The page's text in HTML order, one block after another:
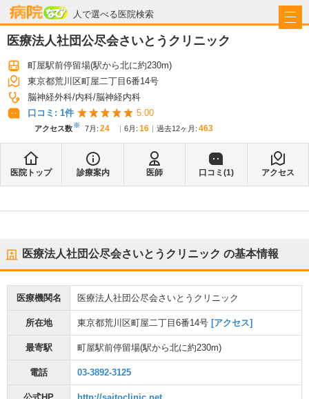
人で選べる医院検索
病院なび
医療法人社団公尽会さいとうクリニック
町屋駅前停留場(駅から北に約230m)
東京都荒川区町屋二丁目6番14号
脳神経外科 内科 脳神経内科
口コミ: 1件 5.00
アクセス数※ 7月 : 24 6月 : 16 過去12ヶ月: 463
医院トップ 診療案内 医師 口コミ(1) アクセス
医療法人社団公尽会さいとうクリニック の基本情報
医療機関名 医療法人社団公尽会さいとうクリニック
所在地 東京都荒川区町屋二丁目6番14号 [アクセス]
最寄駅 町屋駅前停留場(駅から北に約230m)
電話 03-3892-3125